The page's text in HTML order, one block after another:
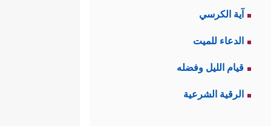
آية الكرسي
الدعاء للميت
قيام الليل وفضله
الرقية الشرعية